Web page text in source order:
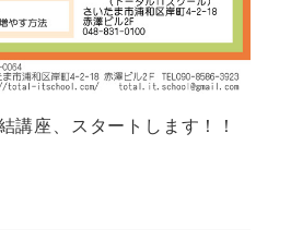
講座、スタートします！！